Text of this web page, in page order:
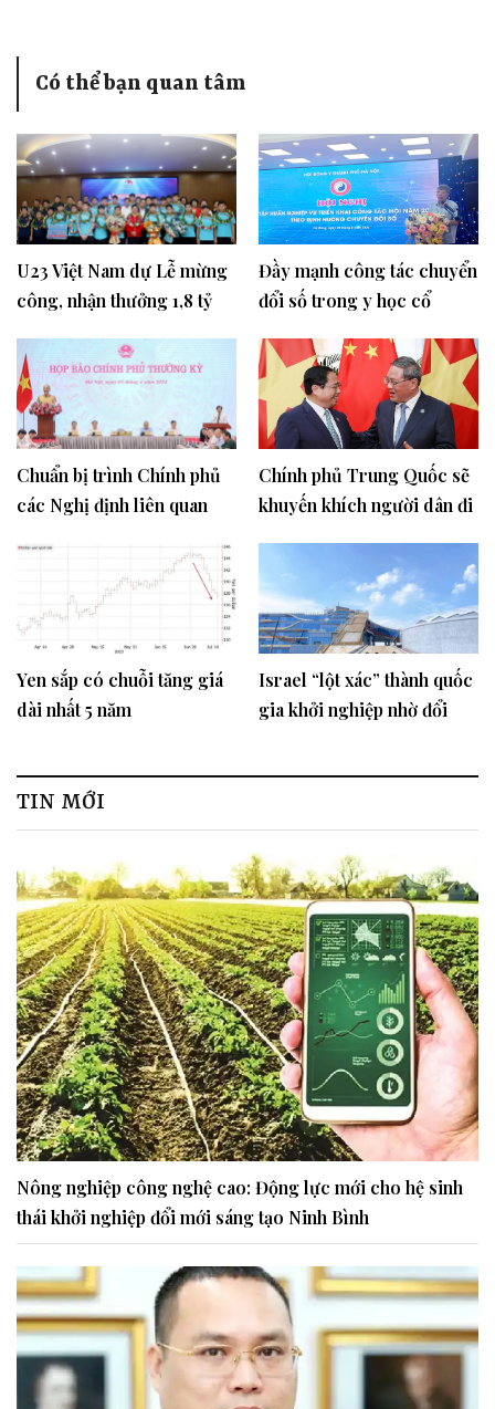
Có thể bạn quan tâm
U23 Việt Nam dự Lễ mừng
công, nhận thưởng 1,8 tỷ
Đầy mạnh công tác chuyển
đổi số trong y học cổ
Chuẩn bị trình Chính phủ
các Nghị định liên quan
động sản và Luật Nhà ở sửa
Chính phủ Trung Quốc sẽ
khuyến khích người dân đi
Yen sắp có chuỗi tăng giá
dài nhất 5 năm
Israel “lột xác” thành quốc
gia khởi nghiệp nhờ đổi
TIN MỚI
Nông nghiệp công nghệ cao: Động lực mới cho hệ sinh
thái khởi nghiệp đổi mới sáng tạo Ninh Bình